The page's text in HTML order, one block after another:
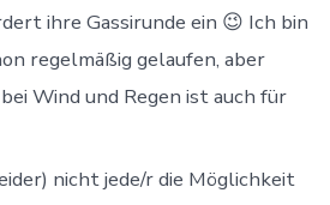
ihre Gassirunde ein 😉 Ich bin
regelmäßig gelaufen, aber
Wind und Regen ist auch für
nicht jede/r die Möglichkeit